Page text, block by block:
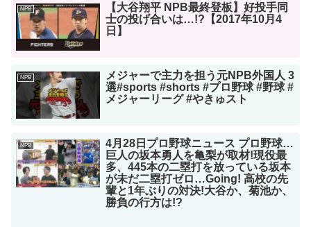
NPB
【大谷翔平 NPB最終登板】好投手同
士の投げ合いは…!?【2017年10月4
日】
NPB
メジャーで主力を担う元NPB外国人 3
選#sports #shorts #プロ野球 #野球 #
メジャーリーグ #やきゅスト
NPB
4月28日プロ野球ニュース プロ野球…
巨人の坂本勇人を亀梨が取材!現役最
多、445本の二塁打を放っている坂本
が未だ二塁打ゼロ…Going! 高校の先
輩と1年ぶりの対決!大谷か、菊池か、
勝負の行方は!?